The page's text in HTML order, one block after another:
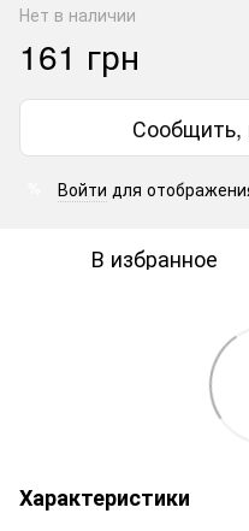
Нет в наличии
161 грн
Сообщить,
Войти для
В избранное
Характеристики